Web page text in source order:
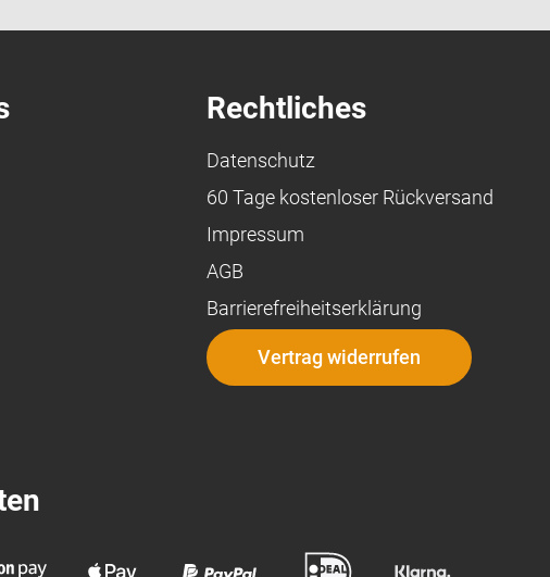
Rechtliches
Datenschutz
60 Tage kostenloser Rückversand
Impressum
AGB
Barrierefreiheitserklärung
Vertrag widerrufen